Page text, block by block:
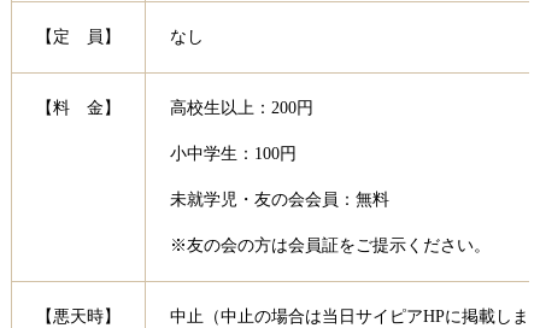
【定 員】 なし
【料 金】 高校生以上：200円
小中学生：100円
未就学児・友の会会員：無料
※友の会の方は会員証をご提示ください。
【悪天時】 中止（中止の場合は当日サイピアHPに掲載しま